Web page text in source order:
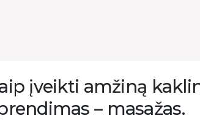
įveikti amžiną
– masažas.